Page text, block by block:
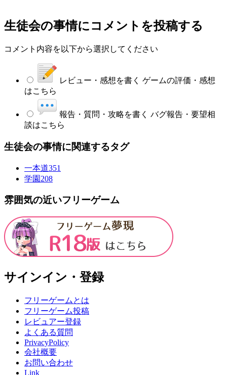
生徒会の事情にコメントを投稿する
コメント内容を以下から選択してください
レビュー・感想を書く ゲームの評価・感想
はこちら
報告・質問・攻略を書く バグ報告・要望相
談はこちら
生徒会の事情に関連するタグ
一本道351
学園 208
雰囲気の近いフリーゲーム
サインイン・登録
フリーゲームとは
フリーゲーム投稿
レビュアー登録
よくある質問
PrivacyPolicy
会社概要
お問い合わせ
Link